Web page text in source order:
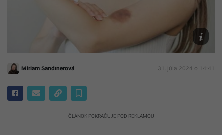
Miriam Sandtnerová 31. júla 2024 o 14:41
ČLÁNOK POKRAČUJE POD REKLAMOU